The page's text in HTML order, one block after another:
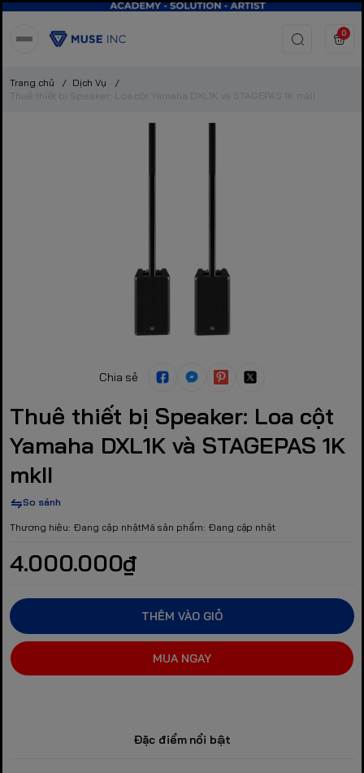
0
Trang chủ / Dịch Vụ
/
Thuê thiết bị Speaker: Loa cột Yamaha DXL1K và STAGEPAS 1K mkII
Chia sẻ
Thuê thiết bị Speaker: Loa cột
Yamaha DXL1K và STAGEPAS 1K
mkII
So sánh
Thương hiệu: Đang cập nhậtMã sản phẩm: Đang cập nhật
4.000.000₫
THÊM VÀO GIỎ
MUA NGAY
Đặc điểm nổi bật